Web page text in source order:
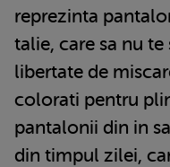
reprezinta
talie, care sa nu
libertate de
colorati pentru
pantalonii din in
din timpul zilei,